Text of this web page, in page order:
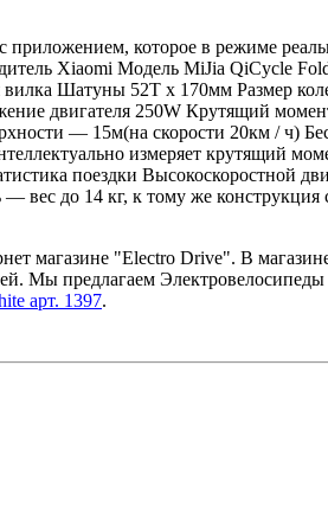
которое в режиме
Xiaomi Модель MiJia QiCycle
Шатуны 52T x 170мм Размер
двигателя 250W Крутящий
— 15м(на скорости 20км / ч)
измеряет крутящий
поездки Высокоскоростной
до 14 кг, к тому же конструкция
магазине "Electro Drive". В
Мы предлагаем
арт. 1397.